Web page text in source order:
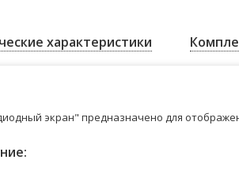
характеристики
экран" предназначено для